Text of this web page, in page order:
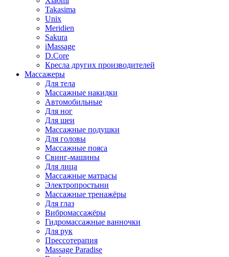
Takasima
Unix
Meridien
Sakura
iMassage
D.Core
Кресла других производителей
Массажеры
Для тела
Массажные накидки
Автомобильные
Для ног
Для шеи
Массажные подушки
Для головы
Массажные пояса
Свинг-машины
Для лица
Массажные матрасы
Электропростыни
Массажные тренажёры
Для глаз
Вибромассажёры
Гидромассажные ванночки
Для рук
Прессотерапия
Massage Paradise